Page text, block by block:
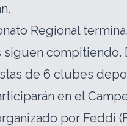
Regional
siguen compitiendo.
de 6 clubes
en el
por Feddi